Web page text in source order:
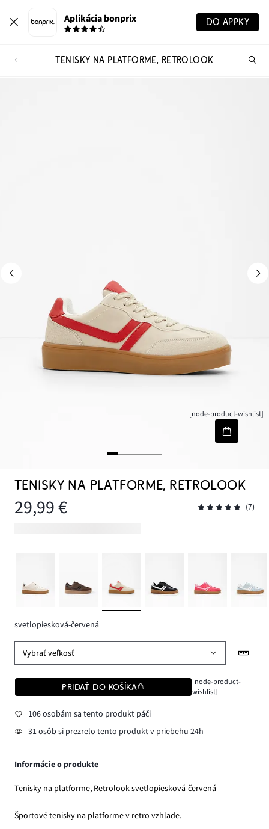
Aplikácia bonprix DO APPKY
TENISKY NA PLATFORME, RETROLOOK
[node-product-wishlist]
TENISKY NA PLATFORME, RETROLOOK
29,99 € (7)
svetlopiesková-červená
Vybrať veľkosť
PRIDAŤ DO KOŠÍKA
[node-product-
wishlist]
106 osobám sa tento produkt páči
31 osôb si prezrelo tento produkt v priebehu 24h
Informácie o produkte
Tenisky na platforme, Retrolook svetlopiesková-červená
Športové tenisky na platforme v retro vzhľade.